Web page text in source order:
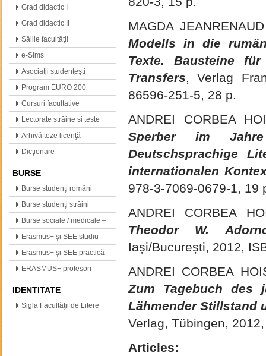
Grad didactic I
Grad didactic II
Sălile facultăţii
e-Sims
Asociaţii studenţeşti
Program EURO 200
Cursuri facultative
(neogreacă, polonă,…
Lectorate străine si teste
internationale
Arhivă teze licenţă
Dicţionare
BURSE
Burse studenţi români
Burse studenţi străini
Burse sociale / medicale –
info
Erasmus+ şi SEE studiu
Erasmus+ şi SEE practică
ERASMUS+ profesori
IDENTITATE
Sigla Facultăţii de Litere
MAGDA
Modells in die
Texte. Bausteine
Transfers, Verlag
86596-251-5, 28 p.
ANDREI CORBEA
Sperber im
Deutschsprachige
internationalen
978-3-7069-0679-1, 19
ANDREI CORBEA
Theodor W.
Iași/București, 2012,
ANDREI CORBEA
Zum Tagebuch des
Lähmender Stillstand
Verlag, Tübingen,
Articles: